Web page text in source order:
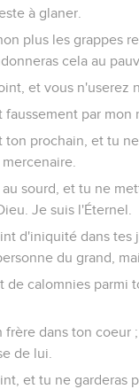
à glaner.
plus les grappes
cela au
et vous n'userez
par mon
ton prochain, et tu
sourd, et tu ne
Je suis l'Éternel.
d'iniquité dans tes
du grand,
de calomnies parmi
frère dans ton coeur
de lui.
et tu ne garderas